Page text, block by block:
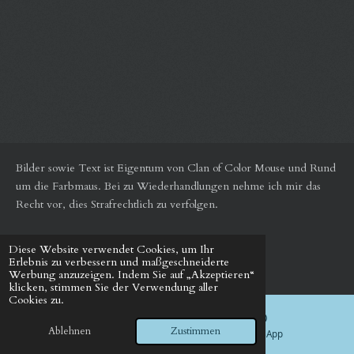
Diese Website verwendet Cookies, um Ihr
Erlebnis zu verbessern und maßgeschneiderte
Werbung anzuzeigen. Indem Sie auf „Akzeptieren“
klicken, stimmen Sie der Verwendung aller
Cookies zu.
Ablehnen Zustimmen
Bilder sowie Text ist Eigentum von Clan of Color Mouse und Rund
um die Farbmaus. Bei zu Wiederhandlungen nehme ich mir das
Recht vor, dies Strafrechtlich zu verfolgen.
© 2024 - 2026 Rund um die Farbmaus
Mit Unterstützung von Webador
E-Mail WhatsApp